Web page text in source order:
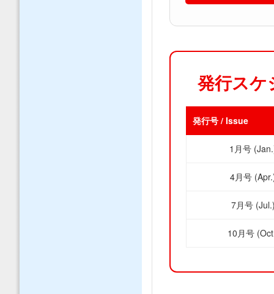
発行ス
発行号 / Issue
1月号
4月号
7月号
10月号